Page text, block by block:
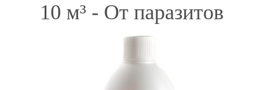
10 м³ - От паразитов